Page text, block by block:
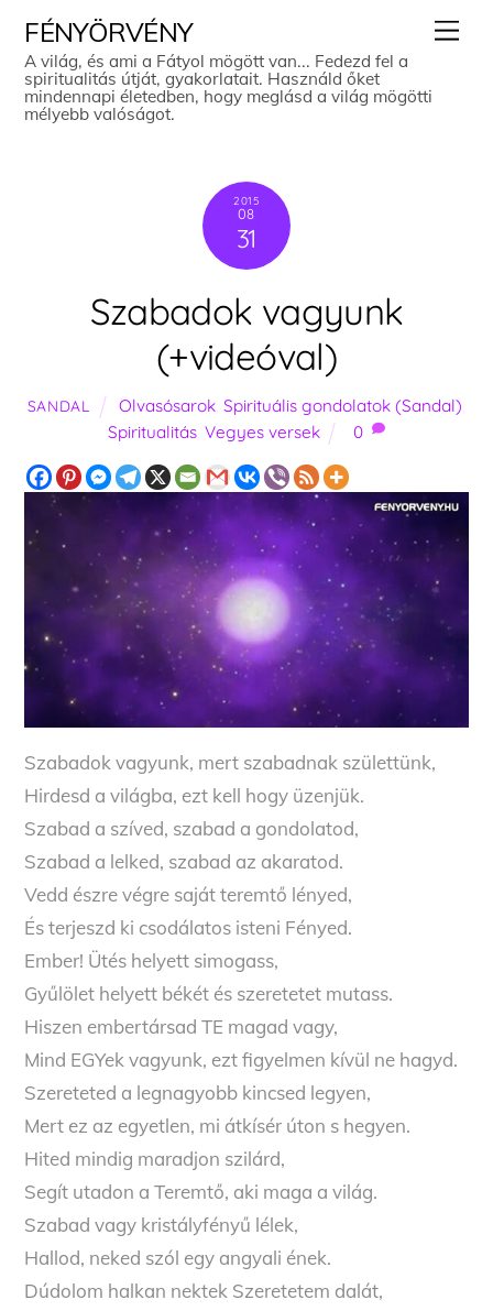
content
FÉNYÖRVÉNY
A világ, és ami a Fátyol mögött van... Fedezd fel a
spiritualitás útját, gyakorlatait. Használd őket
mindennapi életedben, hogy meglásd a világ mögötti
mélyebb valóságot.
2015
08
31
Szabadok vagyunk
(+videóval)
SANDAL Olvasósarok ,Spirituális gondolatok (Sandal)
Spiritualitás, Vegyes versek 0
Szabadok vagyunk, mert szabadnak születtünk,
Hirdesd a világba, ezt kell hogy üzenjük.
Szabad a szíved, szabad a gondolatod,
Szabad a lelked, szabad az akaratod.
Vedd észre végre saját teremtő lényed,
És terjeszd ki csodálatos isteni Fényed.
Ember! Ütés helyett simogass,
Gyűlölet helyett békét és szeretetet mutass.
Hiszen embertársad TE magad vagy,
Mind EGYek vagyunk, ezt figyelmen kívül ne hagyd.
Szereteted a legnagyobb kincsed legyen,
Mert ez az egyetlen, mi átkísér úton s hegyen.
Hited mindig maradjon szilárd,
Segít utadon a Teremtő, aki maga a világ.
Szabad vagy kristályfényű lélek,
Hallod, neked szól egy angyali ének.
Dúdolom halkan nektek Szeretetem dalát,